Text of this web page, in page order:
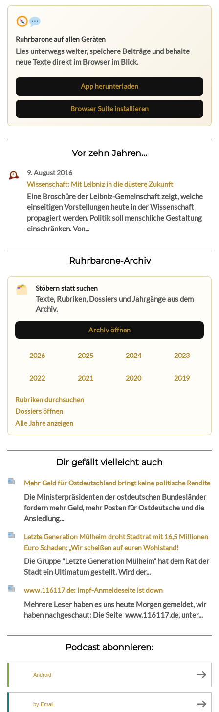
Ruhrbarone auf allen Geräten
Lies unterwegs weiter, speichere Beiträge und behalte
neue Texte direkt im Browser im Blick.
App herunterladen
Browser Suite installieren
Vor zehn Jahren...
9. August 2016
Wissenschaft: Mit Leibniz in die düstere Zukunft
Eine Broschüre der Leibniz-Gemeinschaft zeigt, welche
einseitigen Vorstellungen heute in der Wissenschaft
propagiert werden. Politik soll menschliche Gestaltung
einschränken. Von...
Ruhrbarone-Archiv
Stöbern statt suchen
Texte, Rubriken, Dossiers und Jahrgänge aus dem
Archiv.
Archiv öffnen
2026 2025 2024 2023
2022 2021 2020 2019
Rubriken durchsuchen
Dossiers öffnen
Alle Jahre anzeigen
Dir gefällt vielleicht auch
Mehr Geld für Ostdeutschland bringt keine politische Rendite
Die Ministerpräsidenten der ostdeutschen Bundesländer
fordern mehr Geld, mehr Posten für Ostdeutsche und die
Ansiedlung...
Letzte Generation Mülheim droht Stadtrat mit 16,5 Millionen
Euro Schaden: „Wir scheißen auf euren Wohlstand!
Die Gruppe "Letzte Generation Mülheim" hat dem Rat der
Stadt ein Ultimatum gestellt. Wird der...
www.116117.de: Impf-Anmeldeseite ist down
Mehrere Leser haben es uns heute Morgen gemeldet, wir
haben nachgeschaut: Die Seite www.116117.de, unter...
Podcast abonnieren:
Android
by Email